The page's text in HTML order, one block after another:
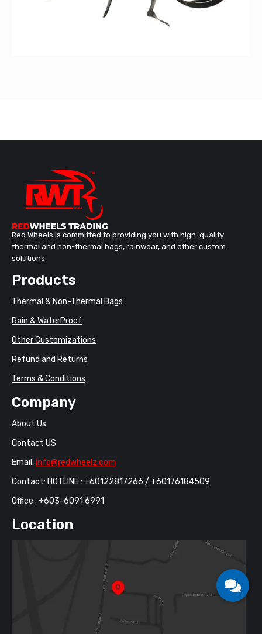
Red Wheels is committed to providing you with high-quality
thermal and non-thermal bags, rainwear, and other custom
solutions.
Products
Thermal & Non-Thermal Bags
Rain & WaterProof
Other Customizations
Refund and Returns
Terms & Conditions
Company
About Us
Contact US
Email: info@redwheelz.com
Contact: HOTLINE : ‪+60122817266‬ / ‪+60176184509‬
Office : ‪+603-6091 6991
Location